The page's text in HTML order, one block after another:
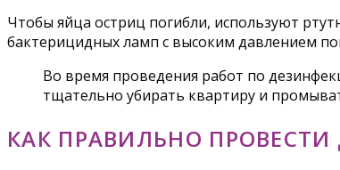
Чтобы яйца остриц погибли, используют
бактерицидных ламп с высоким давлением
Во время проведения работ по
тщательно убирать квартиру и
КАК ПРАВИЛЬНО